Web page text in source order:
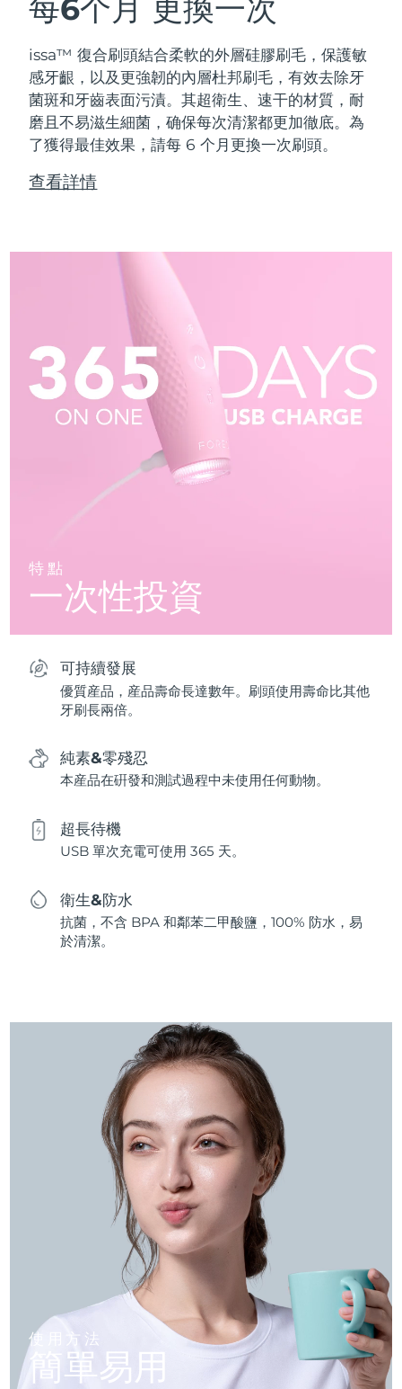
每6个月 更換一次
issa™ 復合刷頭結合柔軟的外層硅膠刷毛，保護敏
感牙齦，以及更強韌的內層杜邦刷毛，有效去除牙
菌斑和牙齒表面污漬。其超衛生、速干的材質，耐
磨且不易滋生細菌，确保每次清潔都更加徹底。為
了獲得最佳效果，請每 6 个月更換一次刷頭。
查看詳情
特點
一次性投資
可持續發展
優質産品，産品壽命長達數年。刷頭使用壽命比其他
牙刷長兩倍。
純素&零殘忍
本産品在硏發和測試過程中未使用任何動物。
超長待機
USB 單次充電可使用 365 天。
衛生&防水
抗菌，不含 BPA 和鄰苯二甲酸鹽，100% 防水，易
於清潔。
使用方法
簡單易用